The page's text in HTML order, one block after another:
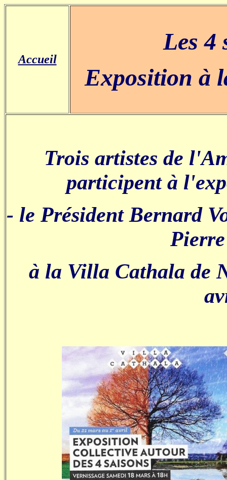
Accueil
Les 4
Exposition à
Trois artistes de
participent à
- le Président Bernard
à la Villa Cathala de